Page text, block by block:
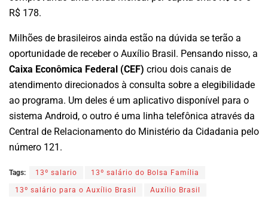
R$ 178.
Milhões de brasileiros ainda estão na dúvida se terão a
oportunidade de receber o Auxílio Brasil. Pensando nisso, a
Caixa Econômica Federal (CEF) criou dois canais de
atendimento direcionados à consulta sobre a elegibilidade
ao programa. Um deles é um aplicativo disponível para o
sistema Android, o outro é uma linha telefônica através da
Central de Relacionamento do Ministério da Cidadania pelo
número 121.
Tags: 13º salario 13º salário do Bolsa Família
13º salário para o Auxílio Brasil Auxílio Brasil